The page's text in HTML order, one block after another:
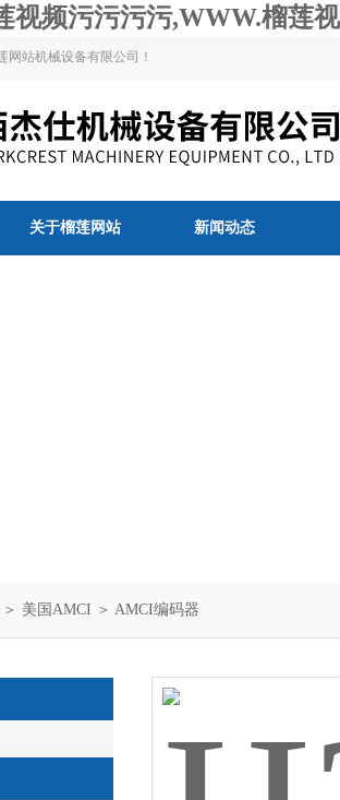
视频污污污污,WWW.榴莲
网站机械设备有限公司！
关于榴莲网站 新闻动态
＞ 美国AMCI ＞ AMCI编码器